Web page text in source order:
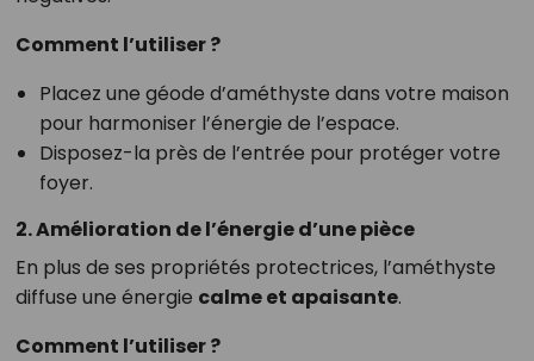
Comment l’utiliser ?
Placez une géode d’améthyste dans votre maison
pour harmoniser l’énergie de l’espace.
Disposez-la près de l’entrée pour protéger votre
foyer.
2. Amélioration de l’énergie d’une pièce
En plus de ses propriétés protectrices, l’améthyste
diffuse une énergie calme et apaisante.
Comment l’utiliser ?